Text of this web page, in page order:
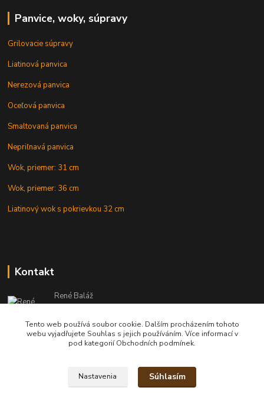
Panvice, woky, súpravy
Grilovacie súpravy
Liatinová panvica
Nerezová panvica
Oceľová panvica
Smaltovaná panvica
Nepriľnavá panvica
Wok, priemer: 31 cm
Wok, priemer: 36 cm
Liatinový wok s pokrievkou 32 cm
Kontakt
René Baláž
Eshop: +421 902 212 007
od 8:00 - do 16:00 hod
info@kotlikyshop.sk
Tento web používá soubor cookie. Dalším procházením tohoto
webu vyjadřujete Souhlas s jejich používáním. Více informací v
pod kategorií Obchodních podmínek.
Nastavenia Súhlasím